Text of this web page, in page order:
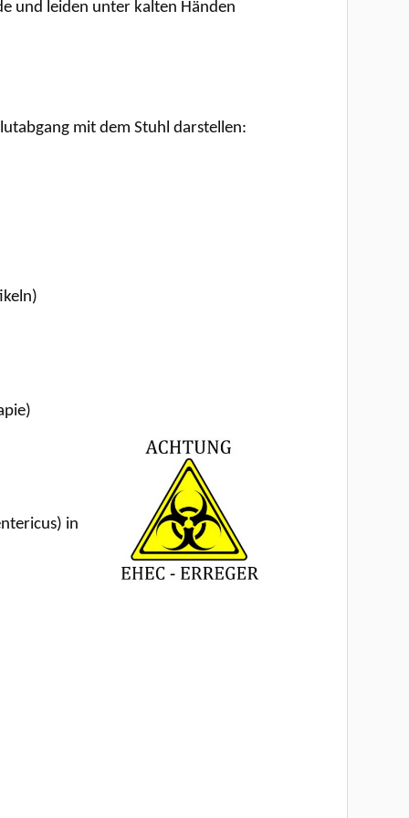
und leiden unter kalten Händen
mit dem Stuhl darstellen:
in